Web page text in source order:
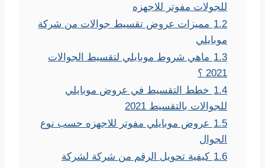
للجولات مفوتر للاجهزه
1.2 مميزات عروض تقسيط جوالات من شركة
موبايلي
1.3 ماهي شروط موبايلي لتقسيط الجوالات
2021 ؟
1.4 خطط التقسيط في عروض موبايلي
للجوالات بالتقسيط 2021
1.5 عروض موبايلي مفوتر للاجهزه حسب نوع
الجوال
1.6 كيفية تحويل الرقم من شركة لشركة